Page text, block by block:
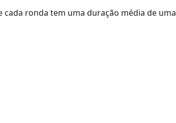
ronda tem uma duração média de uma